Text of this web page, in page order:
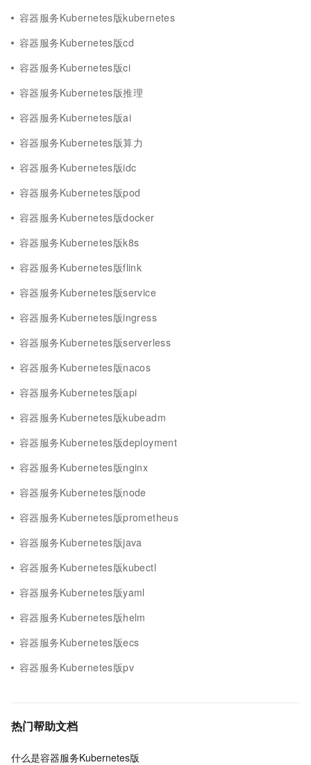
容器服务Kubernetes版kubernetes
容器服务Kubernetes版cd
容器服务Kubernetes版ci
容器服务Kubernetes版推理
容器服务Kubernetes版ai
容器服务Kubernetes版算力
容器服务Kubernetes版idc
容器服务Kubernetes版pod
容器服务Kubernetes版docker
容器服务Kubernetes版k8s
容器服务Kubernetes版flink
容器服务Kubernetes版service
容器服务Kubernetes版ingress
容器服务Kubernetes版serverless
容器服务Kubernetes版nacos
容器服务Kubernetes版api
容器服务Kubernetes版kubeadm
容器服务Kubernetes版deployment
容器服务Kubernetes版nginx
容器服务Kubernetes版node
容器服务Kubernetes版prometheus
容器服务Kubernetes版java
容器服务Kubernetes版kubectl
容器服务Kubernetes版yaml
容器服务Kubernetes版helm
容器服务Kubernetes版ecs
容器服务Kubernetes版pv
热门帮助文档
什么是容器服务Kubernetes版